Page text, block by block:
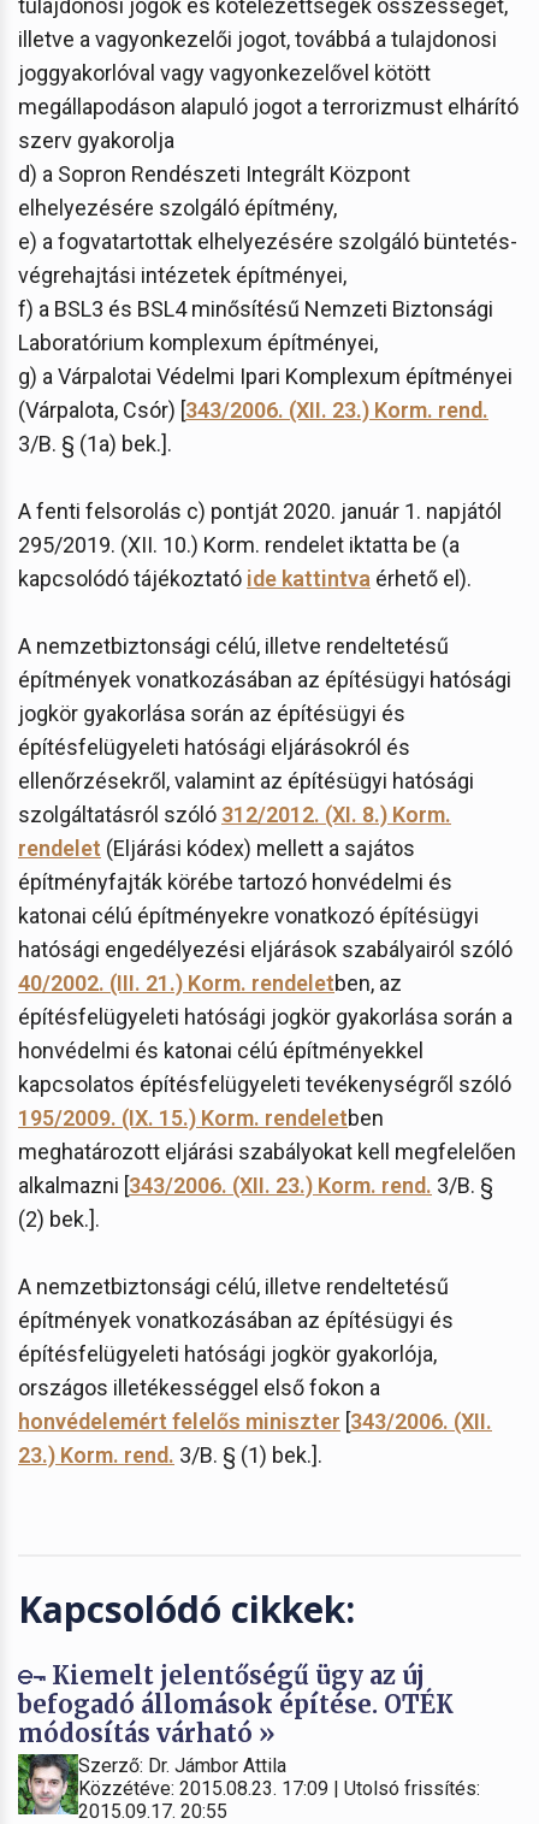
illetve a vagyonkezelői jogot, továbbá a tulajdonosi
joggyakorlóval vagy vagyonkezelővel kötött
megállapodáson alapuló jogot a terrorizmust elhárító
szerv gyakorolja
d) a Sopron Rendészeti Integrált Központ
elhelyezésére szolgáló építmény,
e) a fogvatartottak elhelyezésére szolgáló büntetés-
végrehajtási intézetek építményei,
f) a BSL3 és BSL4 minősítésű Nemzeti Biztonsági
Laboratórium komplexum építményei,
g) a Várpalotai Védelmi Ipari Komplexum építményei
(Várpalota, Csór) [343/2006. (XII. 23.) Korm. rend.
3/B. § (1a) bek.].
A fenti felsorolás c) pontját 2020. január 1. napjától
295/2019. (XII. 10.) Korm. rendelet iktatta be (a
kapcsolódó tájékoztató ide kattintva érhető el).
A nemzetbiztonsági célú, illetve rendeltetésű
építmények vonatkozásában az építésügyi hatósági
jogkör gyakorlása során az építésügyi és
építésfelügyeleti hatósági eljárásokról és
ellenőrzésekről, valamint az építésügyi hatósági
szolgáltatásról szóló 312/2012. (XI. 8.) Korm.
rendelet (Eljárási kódex) mellett a sajátos
építményfajták körébe tartozó honvédelmi és
katonai célú építményekre vonatkozó építésügyi
hatósági engedélyezési eljárások szabályairól szóló
40/2002. (III. 21.) Korm. rendeletben, az
építésfelügyeleti hatósági jogkör gyakorlása során a
honvédelmi és katonai célú építményekkel
kapcsolatos építésfelügyeleti tevékenységről szóló
195/2009. (IX. 15.) Korm. rendeletben
meghatározott eljárási szabályokat kell megfelelően
alkalmazni [343/2006. (XII. 23.) Korm. rend. 3/B. §
(2) bek.].
A nemzetbiztonsági célú, illetve rendeltetésű
építmények vonatkozásában az építésügyi és
építésfelügyeleti hatósági jogkör gyakorlója,
országos illetékességgel első fokon a
honvédelemért felelős miniszter [343/2006. (XII.
23.) Korm. rend. 3/B. § (1) bek.].
Kapcsolódó cikkek:
Kiemelt jelentőségű ügy az új
befogadó állomások építése. OTÉK
módosítás várható »
Szerző: Dr. Jámbor Attila
Közzétéve: 2015.08.23. 17:09 | Utolsó frissítés:
2015.09.17. 20:55